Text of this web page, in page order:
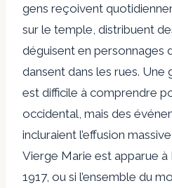
gens reçoivent
sur le temple, distribuent
déguisent en personnages
dansent dans les rues. Une
est difficile à comprendre
occidental, mais des
incluraient l’effusion
Vierge Marie est apparue à
1917, ou si l’ensemble du